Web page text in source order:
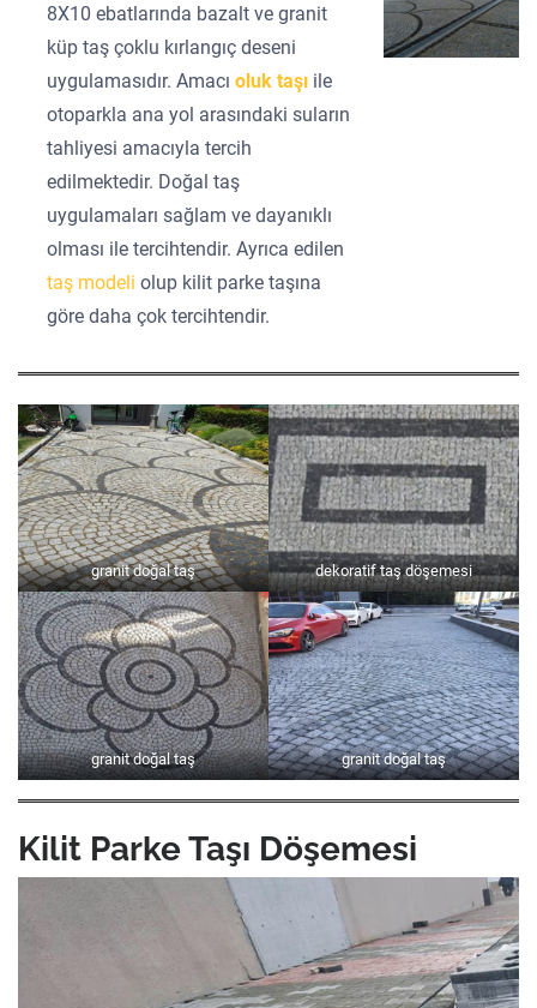
8X10 ebatlarında bazalt ve granit
küp taş çoklu kırlangıç deseni
uygulamasıdır. Amacıoluk taşı ile
otoparkla ana yol arasındaki suların
tahliyesi amacıyla tercih
edilmektedir. Doğal taş
uygulamaları sağlam ve dayanıklı
olması ile tercihtendir. Ayrıca edilen
taş modeliolup kilit parke taşına
göre daha çok tercihtendir.
granit doğal taş dekoratif taş döşemesi
granit doğal taş granit doğal taş
Kilit Parke Taşı Döşemesi